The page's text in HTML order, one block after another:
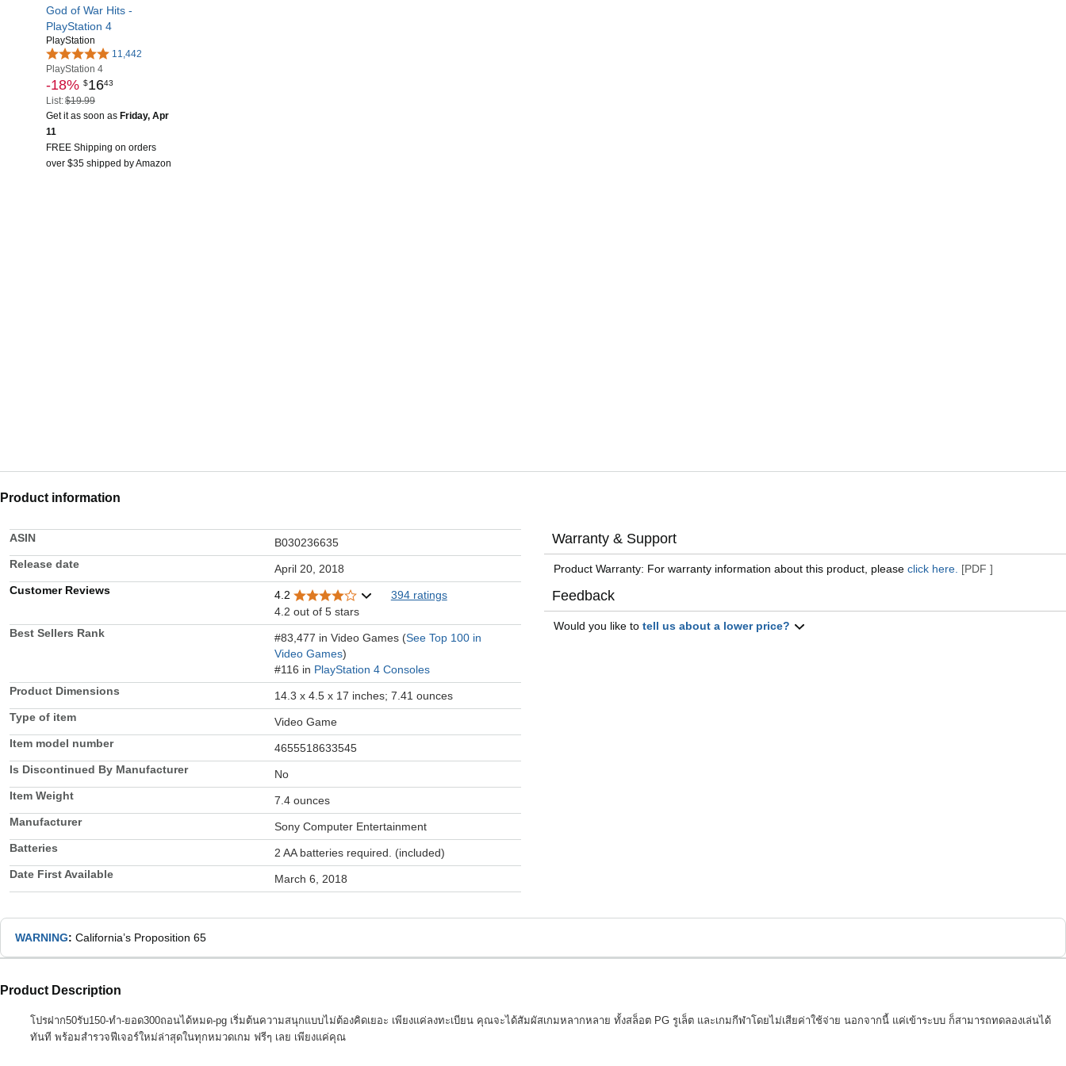
God of War Hits -
PlayStation 4
PlayStation
11,442
PlayStation 4
-18% $1643
List:$19.99
Get it as soon as Friday, Apr
11
FREE Shipping on orders
over $35 shipped by Amazon
Product information
ASIN
B030236635
Release date
April 20, 2018
Customer Reviews
4.2
394 ratings
4.2 out of 5 stars
Best Sellers Rank
#83,477 in Video Games (See Top 100 in
Video Games)
#116 in PlayStation 4 Consoles
Product Dimensions
14.3 x 4.5 x 17 inches; 7.41 ounces
Type of item
Video Game
Item model number
4655518633545
Is Discontinued By Manufacturer
No
Item Weight
7.4 ounces
Manufacturer
Sony Computer Entertainment
Batteries
2 AA batteries required. (included)
Date First Available
March 6, 2018
Warranty & Support
Product Warranty: For warranty information about this product, pleaseclick here. [PDF ]
Feedback
Would you like totell us about a lower price?
WARNING: California’s Proposition 65
Product Description
โปรฝาก50รับ150-ทํา-ยอด300ถอนได้หมด-pg เริ่มต้นความสนุกแบบไม่ต้องคิดเยอะ เพียงแค่ลงทะเบียน คุณจะได้สัมผัสเกมหลากหลาย ทั้งสล็อต PG รูเล็ต และเกมกีฬาโดยไม่เสียค่าใช้จ่าย นอกจากนี้ แค่เข้าระบบ ก็สามารถทดลองเล่นได้
ทันที พร้อมสำรวจฟีเจอร์ใหม่ล่าสุดในทุกหมวดเกม ฟรีๆ เลย เพียงแค่คุณ